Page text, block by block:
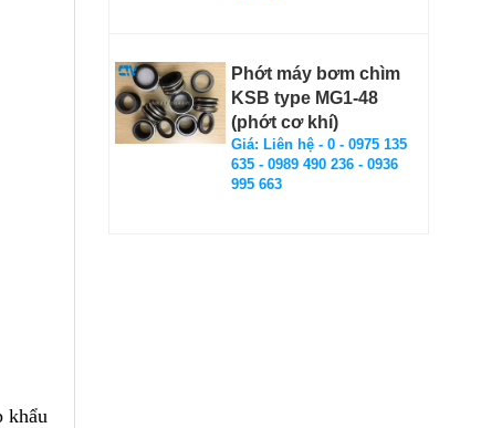
khẩu
Phớt máy bơm chìm
KSB type MG1-48
(phớt cơ khí)
Giá: Liên hệ - 0 - 0975 135
635 - 0989 490 236 - 0936
995 663